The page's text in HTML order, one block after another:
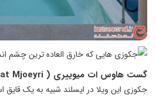
گست هاوس ات میوییری ( Mjoeyri
جکوزی این ویلا در ایسلند شبیه به یک